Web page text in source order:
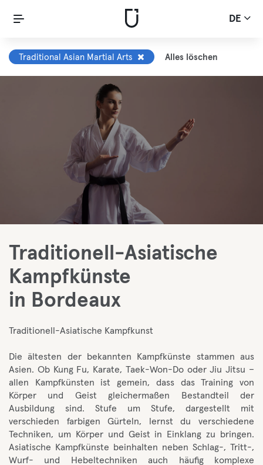
DE
Traditional Asian Martial Arts Alles löschen
Traditionell-Asiatische
Kampfkünste
in Bordeaux
Traditionell-Asiatische Kampfkunst
Die ältesten der bekannten Kampfkünste stammen aus
Asien. Ob Kung Fu, Karate, Taek-Won-Do oder Jiu Jitsu –
allen Kampfkünsten ist gemein, dass das Training von
Körper und Geist gleichermaßen Bestandteil der
Ausbildung sind. Stufe um Stufe, dargestellt mit
verschieden farbigen Gürteln, lernst du verschiedene
Techniken, um Körper und Geist in Einklang zu bringen.
Asiatische Kampfkünste beinhalten neben Schlag-, Tritt-,
Wurf- und Hebeltechniken auch häufig komplexe